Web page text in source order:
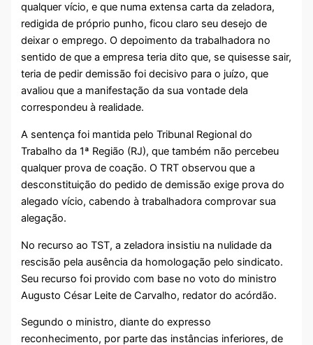
qualquer vício, e que numa extensa carta da zeladora,
redigida de próprio punho, ficou claro seu desejo de
deixar o emprego. O depoimento da trabalhadora no
sentido de que a empresa teria dito que, se quisesse sair,
teria de pedir demissão foi decisivo para o juízo, que
avaliou que a manifestação da sua vontade dela
correspondeu à realidade.
A sentença foi mantida pelo Tribunal Regional do
Trabalho da 1ª Região (RJ), que também não percebeu
qualquer prova de coação. O TRT observou que a
desconstituição do pedido de demissão exige prova do
alegado vício, cabendo à trabalhadora comprovar sua
alegação.
No recurso ao TST, a zeladora insistiu na nulidade da
rescisão pela ausência da homologação pelo sindicato.
Seu recurso foi provido com base no voto do ministro
Augusto César Leite de Carvalho, redator do acórdão.
Segundo o ministro, diante do expresso
reconhecimento, por parte das instâncias inferiores, de